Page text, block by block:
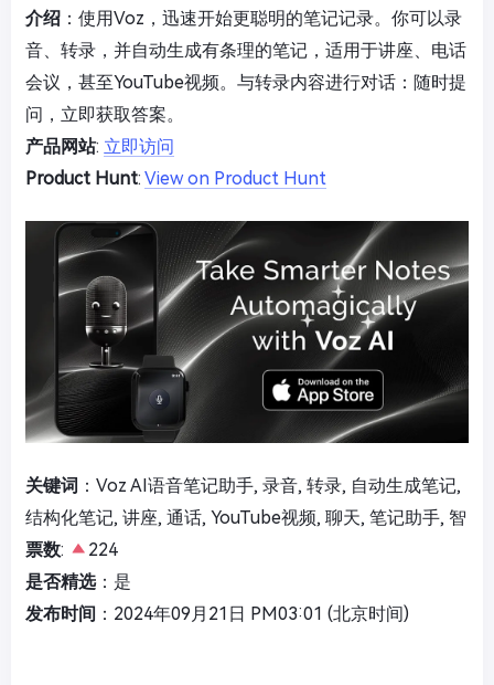
介绍 ：使用Voz，迅速开始更聪明的笔记记录。你可以录
音、转录，并自动生成有条理的笔记，适用于讲座、电话
会议，甚至YouTube视频。与转录内容进行对话：随时提
问，立即获取答案。
产品网站: 立即访问
Product Hunt: View on Product Hunt
关键词 ：Voz AI语音笔记助手, 录音, 转录, 自动生成笔记,
结构化笔记, 讲座, 通话, YouTube视频, 聊天, 笔记助手, 智
票数:
224
是否精选：是
发布时间 ：2024年09月21日 PM03:01 (北京时间)